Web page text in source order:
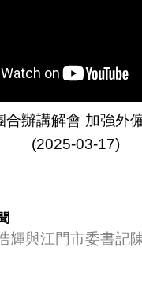
合辦講解會 加強外
(2025-03-17)
輝與江門市委書記